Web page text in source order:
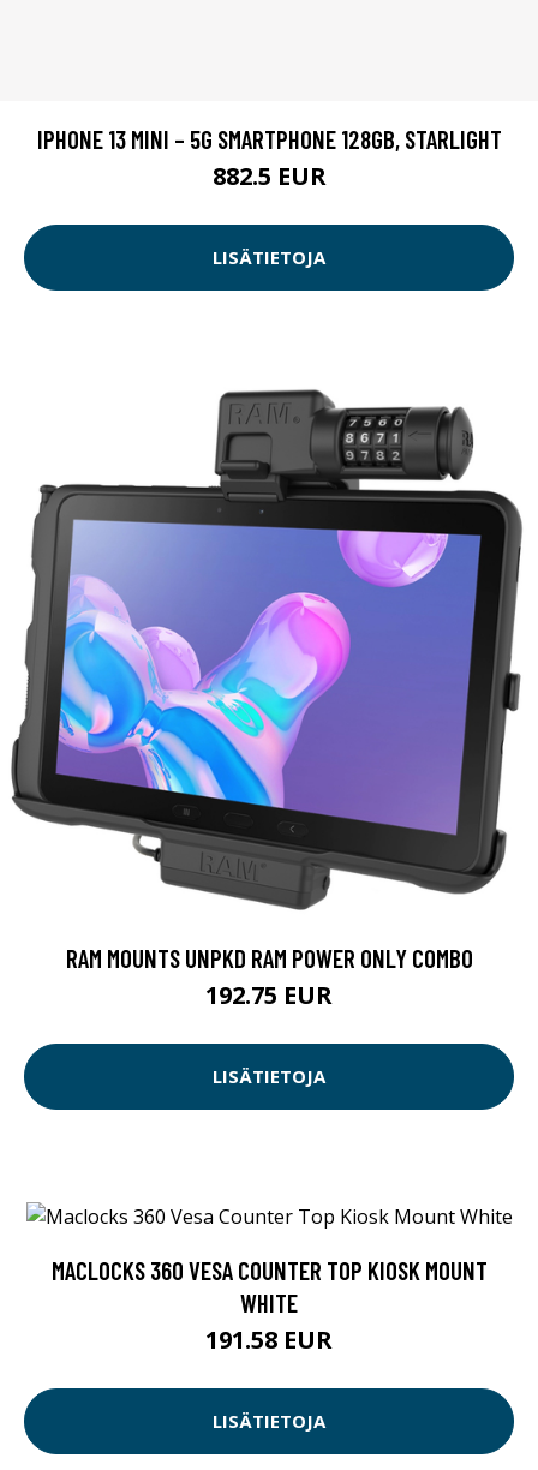
IPHONE 13 MINI – 5G SMARTPHONE 128GB, STARLIGHT
882.5 EUR
LISÄTIETOJA
RAM MOUNTS UNPKD RAM POWER ONLY COMBO
192.75 EUR
LISÄTIETOJA
MACLOCKS 360 VESA COUNTER TOP KIOSK MOUNT
WHITE
191.58 EUR
LISÄTIETOJA